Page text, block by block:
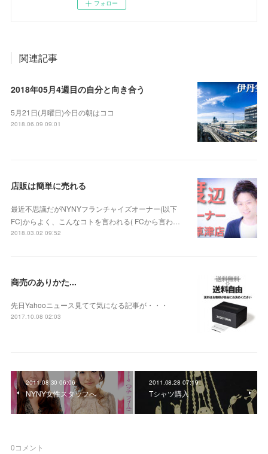
フォロー
関連記事
2018年05月4週目の自分と向き合う
5月21日(月曜日)今日の朝はココ
2018.06.09 09:01
店販は簡単に売れる
最近不思議だがNYNYフランチャイズオーナー(以下
FC)からよく、こんなコトを言われる( FCから言わ…
2018.03.02 09:52
商売のありかた...
先日Yahooニュース見てて気になる記事が・・・
2017.10.08 02:03
2011.08.30 06:06
NYNY女性スタッフへ
2011.08.28 07:19
Tシャツ購入
0コメント